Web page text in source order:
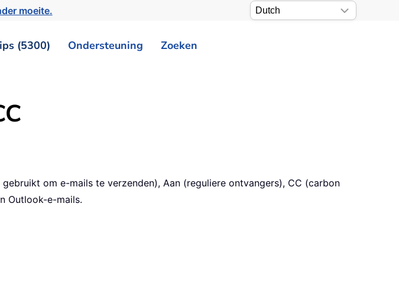
moeite.
(5300) Ondersteuning Zoeken
om e-mails te verzenden), Aan (reguliere ontvangers), CC (carbon
Outlook-e-mails.